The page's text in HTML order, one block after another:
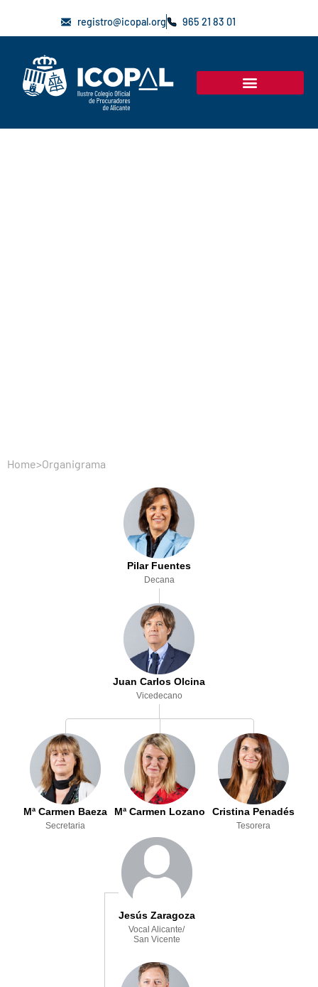
registro@icopal.org 965 21 83 01
Home>Organigrama
Pilar Fuentes
Decana
Juan Carlos Olcina
Vicedecano
Mª Carmen Baeza
Secretaria
Mª Carmen Lozano Cristina Penadés
Tesorera
Jesús Zaragoza
Vocal Alicante/
San Vicente